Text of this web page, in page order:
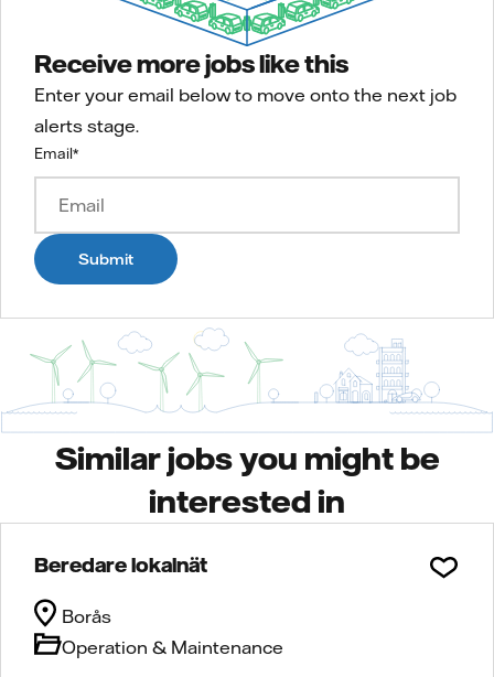
Receive more jobs like this
Enter your email below to move onto the next job
alerts stage.
Email*
Submit
Similar jobs you might be
interested in
Beredare lokalnät
Operation & Maintenance
Borås